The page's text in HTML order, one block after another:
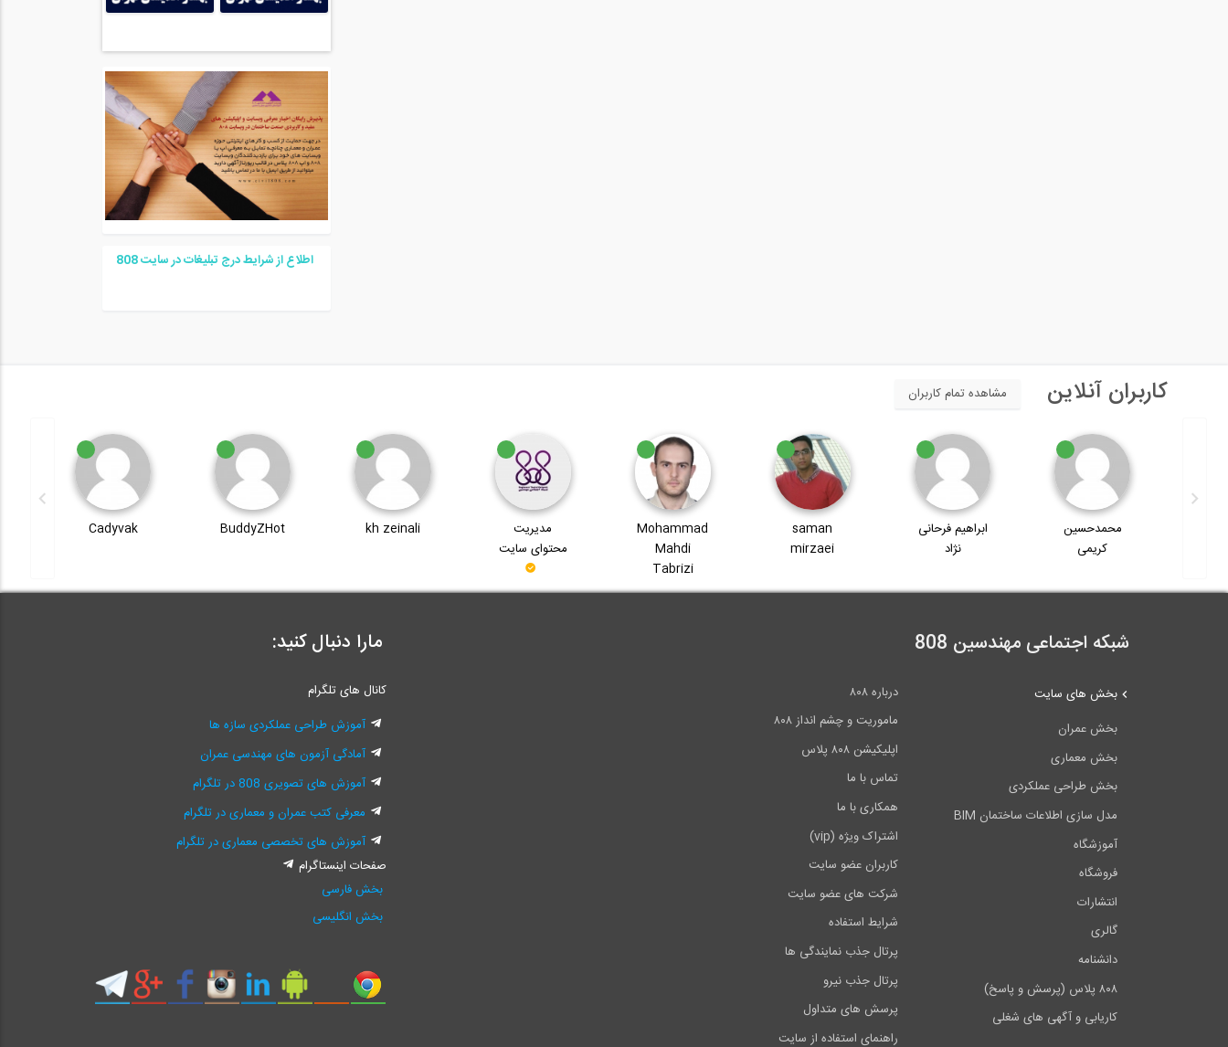
اطلاع از شرایط درج تبلیغات در سایت 808
کاربران آنلاین مشاهده تمام کاربران
محمدحسین
کریمی
ابراهیم فرحانی
نژاد
saman
mirzaei
Mohammad
Mahdi
Tabrizi
مدیریت
محتوای سایت
kh zeinali
BuddyZHot
Cadyvak
شبکه اجتماعی مهندسین 808
درباره ۸۰۸
ماموریت و چشم انداز ۸۰۸
اپلیکیشن ۸۰۸ پلاس
تماس با ما
همکاری با ما
اشتراک ویژه (vip)
کاربران عضو سایت
شرکت های عضو سایت
شرایط استفاده
پرتال جذب نمایندگی ها
پرتال جذب نیرو
پرسش های متداول
راهنمای استفاده از سایت
بخش های سایت
بخش عمران
بخش معماری
بخش طراحی عملکردی
مدل سازی اطلاعات ساختمان BIM
آموزشگاه
فروشگاه
انتشارات
گالری
دانشنامه
۸۰۸ پلاس (پرسش و پاسخ)
کاریابی و آگهی های شغلی
مارا دنبال کنید:
کانال های تلگرام
آموزش طراحی عملکردی سازه ها
آمادگی آزمون های مهندسی عمران
آموزش های تصویری 808 در تلگرام
معرفی کتب عمران و معماری در تلگرام
آموزش های تخصصی معماری در تلگرام
صفحات اینستاگرام
بخش فارسی
بخش انگلیسی